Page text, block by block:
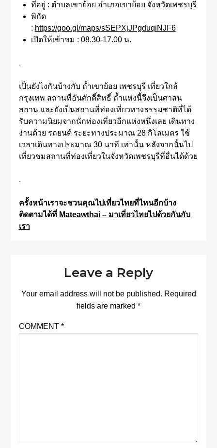
ที่อยู่ : ตำบลเขาย้อย อำเภอเขาย้อย จังหวัดเพชรบุรี
พิกัด
: https://goo.gl/maps/sSEPXjJPgduqiNJF6
เปิดให้เข้าชม : 08.30-17.00 น.
.
เป็นยังไงกันบ้างกับ ถ้ำเขาย้อย เพชรบุรี เที่ยวใกล้
กรุงเทพ สถานที่อันศักดิ์สิทธิ์ ถ้ำแห่งนี้จึงเป็นศาสน
สถาน และยังเป็นสถานที่ท่องเที่ยวทางธรรมชาติที่ได้
รับความนิยมจากนักท่องเที่ยวอีกแห่งหนึ่งเลย เดินทาง
ง่านด้วย รถยนต์ ระยะทางประมาณ 28 กิโลเมตร ใช้
เวลาเดินทางประมาณ 30 นาที เท่านั้น หลังจากนั้นไป
เที่ยวชมสถานที่ท่องเที่ยวในจังหวัดเพชรบุรีที่อื่นได้ด้วย
.
ครั้งหน้าเราจะชวนคุณไปเที่ยวไทยที่ไหนอีกบ้าง
ติดตามได้ที่ Mateawthai – มาเที่ยวไทยไปด้วยกันกับ
เรา
Leave a Reply
Your email address will not be published. Required
fields are marked *
COMMENT *